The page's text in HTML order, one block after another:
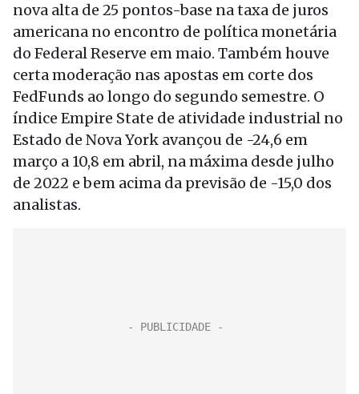
nova alta de 25 pontos-base na taxa de juros
americana no encontro de política monetária
do Federal Reserve em maio. Também houve
certa moderação nas apostas em corte dos
FedFunds ao longo do segundo semestre. O
índice Empire State de atividade industrial no
Estado de Nova York avançou de -24,6 em
março a 10,8 em abril, na máxima desde julho
de 2022 e bem acima da previsão de -15,0 dos
analistas.